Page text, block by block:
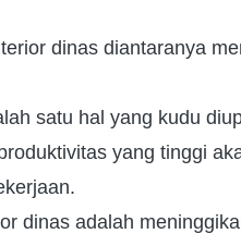
dinas diantaranya
satu hal yang kudu
yang tinggi
dinas adalah